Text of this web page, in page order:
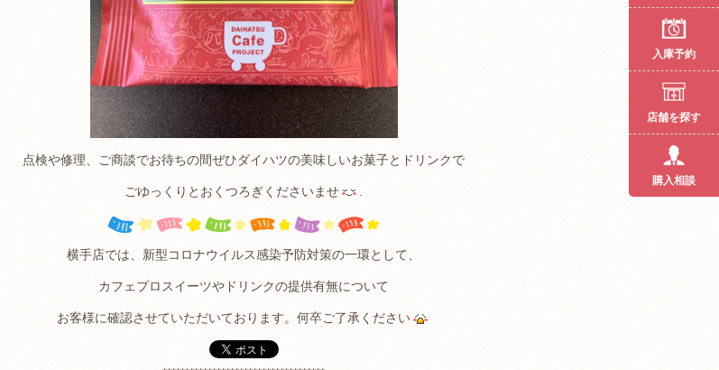
点検や修理、ご商談でお待ちの間ぜひダイハツの美味しいお菓子とドリンクで
ごゆっくりとおくつろぎくださいませ
横手店では、新型コロナウイルス感染予防対策の一環として、
カフェプロスイーツやドリンクの提供有無について
お客様に確認させていただいております。何卒ご了承ください
入庫予約
店舗を探す
購入相談